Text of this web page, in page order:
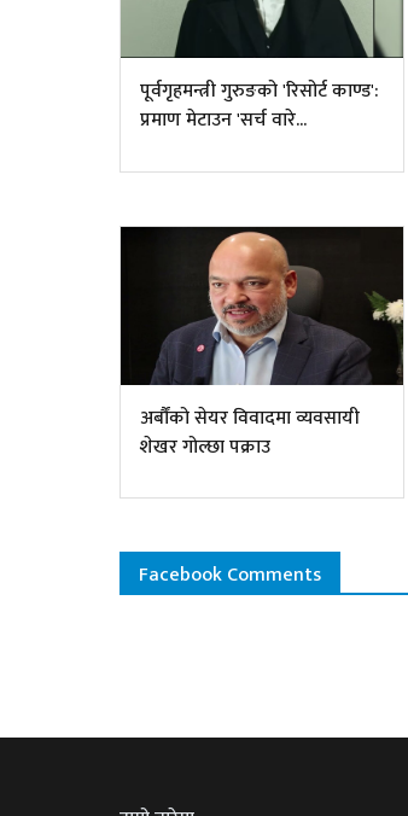
पूर्वगृहमन्त्री गुरुङको 'रिसोर्ट काण्ड':
प्रमाण मेटाउन 'सर्च वारे...
अर्बौंको सेयर विवादमा व्यवसायी
शेखर गोल्छा पक्राउ
Facebook Comments